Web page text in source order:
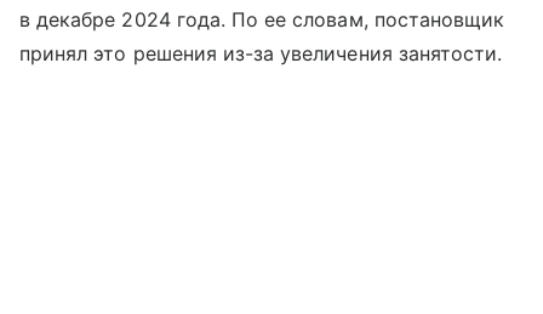
в декабре 2024 года. По ее словам, постановщик
принял это решения из-за увеличения занятости.